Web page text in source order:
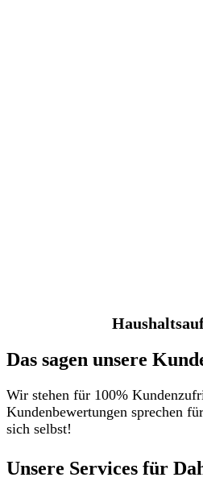
Das sagen unsere
Wir stehen für 100%
Kundenbewertungen sprechen
sich selbst!
Unsere Services für